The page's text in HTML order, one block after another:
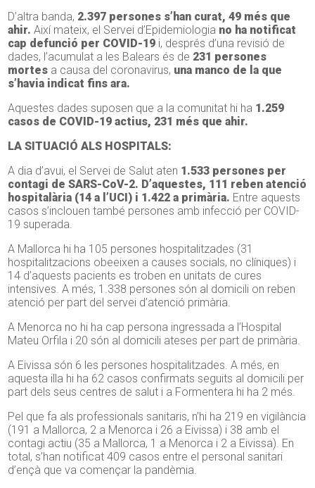
D’altra banda, 2.397 persones s’han curat, 49 més que
ahir. Així mateix, el Servei d’Epidemiologia no ha notificat
cap defunció per COVID-19 i, després d’una revisió de
dades, l’acumulat a les Balears és de 231 persones
mortes a causa del coronavirus, una manco de la que
s’havia indicat fins ara.
Aquestes dades suposen que a la comunitat hi ha 1.259
casos de COVID-19 actius, 231 més que ahir.
LA SITUACIÓ ALS HOSPITALS:
A dia d’avui, el Servei de Salut aten 1.533 persones per
contagi de SARS-CoV-2. D’aquestes, 111 reben atenció
hospitalària (14 a l’UCI) i 1.422 a primària. Entre aquests
casos s’inclouen també persones amb infecció per COVID-
19 superada.
A Mallorca hi ha 105 persones hospitalitzades (31
hospitalitzacions obeeixen a causes socials, no clíniques) i
14 d’aquests pacients es troben en unitats de cures
intensives. A més, 1.338 persones són al domicili on reben
atenció per part del servei d’atenció primària.
A Menorca no hi ha cap persona ingressada a l’Hospital
Mateu Orfila i 20 són al domicili ateses per part de primària.
A Eivissa són 6 les persones hospitalitzades. A més, en
aquesta illa hi ha 62 casos confirmats seguits al domicili per
part dels seus centres de salut i a Formentera hi ha 2 més.
Pel que fa als professionals sanitaris, n’hi ha 219 en vigilància
(191 a Mallorca, 2 a Menorca i 26 a Eivissa) i 38 amb el
contagi actiu (35 a Mallorca, 1 a Menorca i 2 a Eivissa). En
total, s’han notificat 409 casos entre el personal sanitari
d’ençà que va començar la pandèmia.